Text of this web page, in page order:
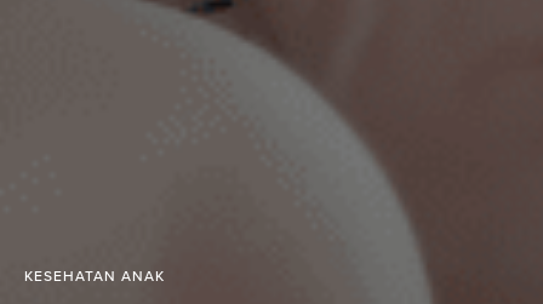
KESEHATAN ANAK